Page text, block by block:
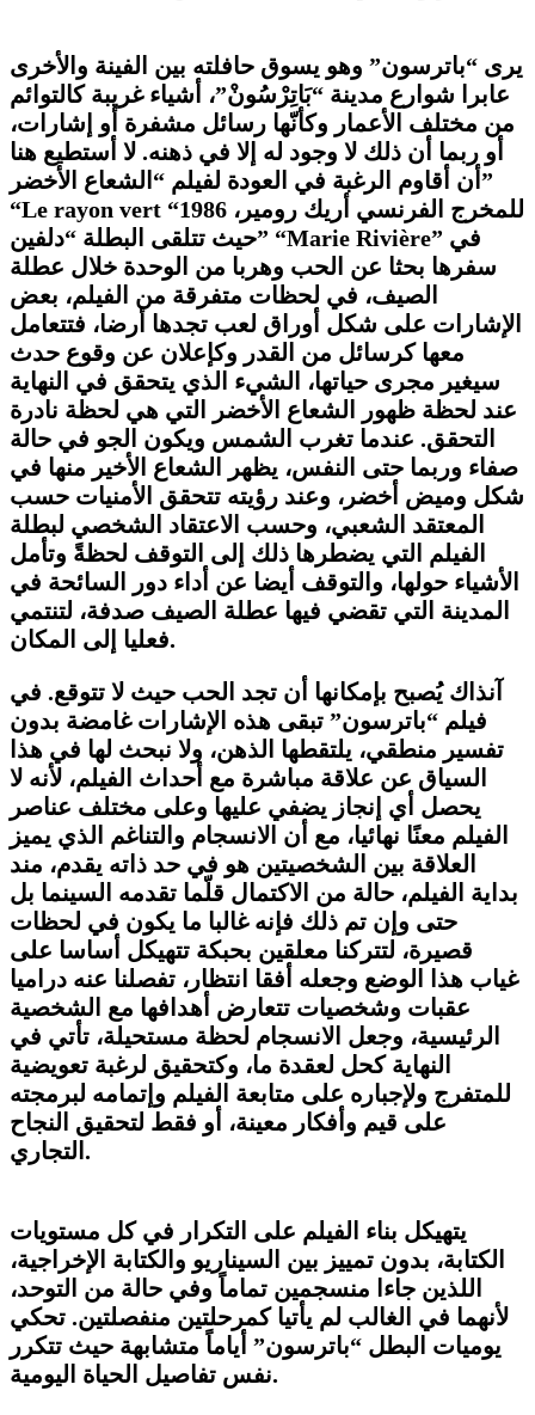
يرى “باترسون” وهو يسوق حافلته بين الفينة والأخرى
عابرا شوارع مدينة “بَاتِرْسُونْ”، أشياء غريبة كالتوائم
من مختلف الأعمار وكأنّها رسائل مشفرة أو إشارات،
أو ربما أن ذلك لا وجود له إلا في ذهنه. لا أستطيع هنا
أن أقاوم الرغبة في العودة لفيلم “الشعاع الأخضر”
“Le rayon vert “1986
حيث تتلقى البطلة “دلفين” “Marie Rivière” في
سفرها بحثا عن الحب وهربا من الوحدة خلال عطلة
الصيف، في لحظات متفرقة من الفيلم، بعض
الإشارات على شكل أوراق لعب تجدها أرضا، فتتعامل
معها كرسائل من القدر وكإعلان عن وقوع حدث
سيغير مجرى حياتها، الشيء الذي يتحقق في النهاية
عند لحظة ظهور الشعاع الأخضر التي هي لحظة نادرة
التحقق. عندما تغرب الشمس ويكون الجو في حالة
صفاء وربما حتى النفس، يظهر الشعاع الأخير منها في
شكل وميض أخضر، وعند رؤيته تتحقق الأمنيات حسب
المعتقد الشعبي، وحسب الاعتقاد الشخصي لبطلة
الفيلم التي يضطرها ذلك إلى التوقف لحظةً وتأمل
الأشياء حولها، والتوقف أيضا عن أداء دور السائحة في
المدينة التي تقضي فيها عطلة الصيف صدفة، لتنتمي
فعليا إلى المكان.
آنذاك يُصبح بإمكانها أن تجد الحب حيث لا تتوقع. في
فيلم “باترسون” تبقى هذه الإشارات غامضة بدون
تفسير منطقي، يلتقطها الذهن، ولا نبحث لها في هذا
السياق عن علاقة مباشرة مع أحداث الفيلم، لأنه لا
يحصل أي إنجاز يضفي عليها وعلى مختلف عناصر
الفيلم معنًا نهائيا، مع أن الانسجام والتناغم الذي يميز
العلاقة بين الشخصيتين هو في حد ذاته يقدم، مند
بداية الفيلم، حالة من الاكتمال قلّما تقدمه السينما بل
حتى وإن تم ذلك فإنه غالبا ما يكون في لحظات
قصيرة، لتتركنا معلقين بحبكة تتهيكل أساسا على
غياب هذا الوضع وجعله أفقا انتظار، تفصلنا عنه دراميا
عقبات وشخصيات تتعارض أهدافها مع الشخصية
الرئيسية، وجعل الانسجام لحظة مستحيلة، تأتي في
النهاية كحل لعقدة ما، وكتحقيق لرغبة تعويضية
للمتفرج ولإجباره على متابعة الفيلم وإتمامه لبرمجته
على قيم وأفكار معينة، أو فقط لتحقيق النجاح
التجاري.
يتهيكل بناء الفيلم على التكرار في كل مستويات
الكتابة، بدون تمييز بين السيناريو والكتابة الإخراجية،
اللذين جاءا منسجمين تماماً وفي حالة من التوحد،
لأنهما في الغالب لم يأتيا كمرحلتين منفصلتين. تحكي
يوميات البطل “باترسون” أياماً متشابهة حيث تتكرر
نفس تفاصيل الحياة اليومية.